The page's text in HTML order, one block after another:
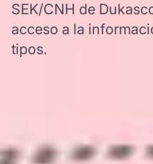
SEK/CNH de
acceso a la
tipos.